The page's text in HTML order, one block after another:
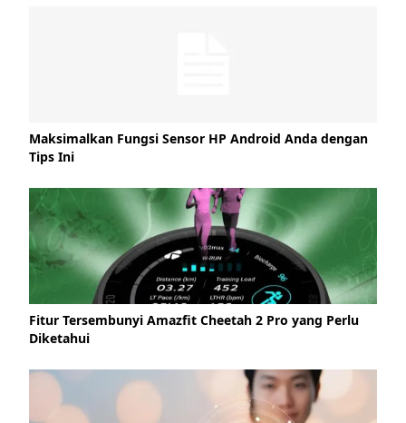
Maksimalkan Fungsi Sensor HP Android Anda dengan
Tips Ini
Fitur Tersembunyi Amazfit Cheetah 2 Pro yang Perlu
Diketahui